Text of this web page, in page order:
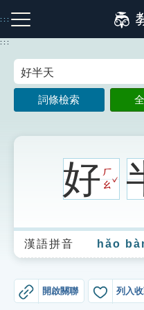
到
主
:::
注音索引圖示 筆畫
生字詞彙表
成語故事
:::
詞條檢索
好ㄏ
ㄠ
ˇ
漢語拼音 hǎo
開啟關聯 列入